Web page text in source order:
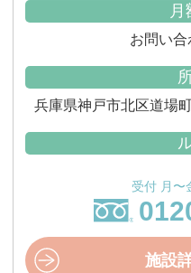
月
お問い
兵庫県神戸市北区道場
受付 月〜
施設